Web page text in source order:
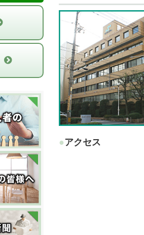
●アクセス